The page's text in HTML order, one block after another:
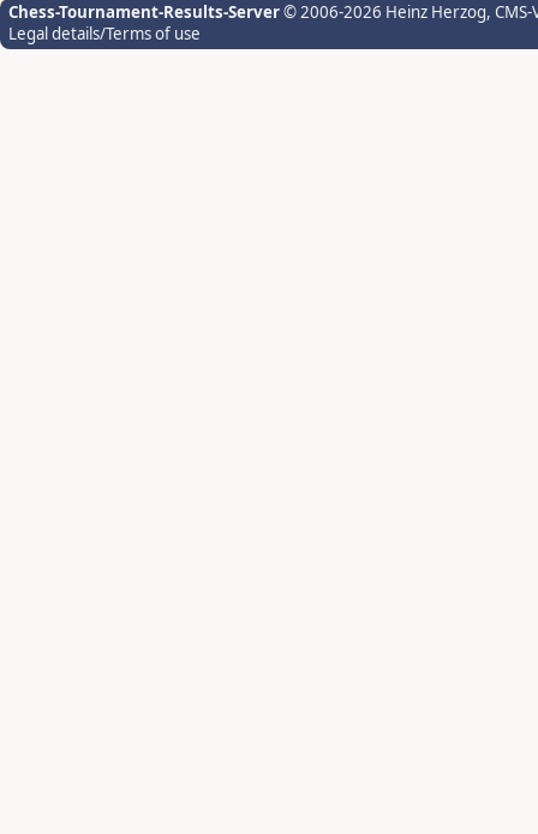
Chess-Tournament-Results-Server© 2006-2026 Heinz Herzog,
Legal details/Terms of use